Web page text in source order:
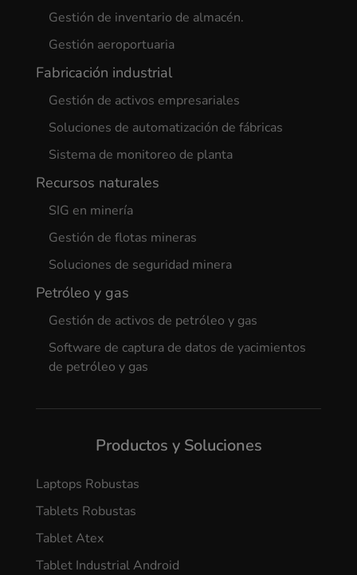
Gestión de inventario de almacén.
Gestión aeroportuaria
Fabricación industrial
Gestión de activos empresariales
Soluciones de automatización de fábricas
Sistema de monitoreo de planta
Recursos naturales
SIG en minería
Gestión de flotas mineras
Soluciones de seguridad minera
Petróleo y gas
Gestión de activos de petróleo y gas
Software de captura de datos de yacimientos
de petróleo y gas
Productos y Soluciones
Laptops Robustas
Tablets Robustas
Tablet Atex
Tablet Industrial Android